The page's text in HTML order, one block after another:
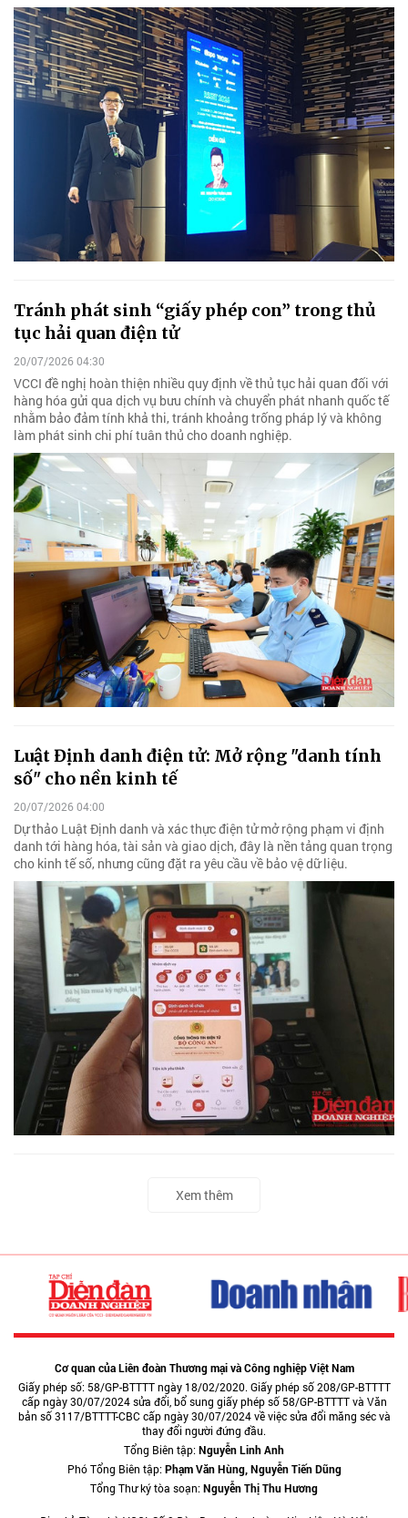
Tránh phát sinh “giấy phép con” trong thủ
tục hải quan điện tử
20/07/2026 04:30
VCCI đề nghị hoàn thiện nhiều quy định về thủ tục hải quan đối với
hàng hóa gửi qua dịch vụ bưu chính và chuyển phát nhanh quốc tế
nhằm bảo đảm tính khả thi, tránh khoảng trống pháp lý và không
làm phát sinh chi phí tuân thủ cho doanh nghiệp.
Luật Định danh điện tử: Mở rộng "danh tính
số" cho nền kinh tế
20/07/2026 04:00
Dự thảo Luật Định danh và xác thực điện tử mở rộng phạm vi định
danh tới hàng hóa, tài sản và giao dịch, đây là nền tảng quan trọng
cho kinh tế số, nhưng cũng đặt ra yêu cầu về bảo vệ dữ liệu.
Xem thêm
Cơ quan của Liên đoàn Thương mại và Công nghiệp Việt Nam
Giấy phép số: 58/GP-BTTTT ngày 18/02/2020. Giấy phép số 208/GP-BTTTT
cấp ngày 30/07/2024 sửa đổi, bổ sung giấy phép số 58/GP-BTTTT và Văn
bản số 3117/BTTTT-CBC cấp ngày 30/07/2024 về việc sửa đổi măng séc và
thay đổi người đứng đầu.
Tổng Biên tập:Nguyễn Linh Anh
Phó Tổng Biên tập:Phạm Văn Hùng, Nguyễn Tiến Dũng
Tổng Thư ký tòa soạn:Nguyễn Thị Thu Hương